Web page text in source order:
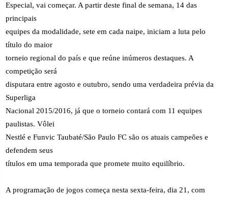
Especial, vai começar. A partir deste final de semana, 14 das
principais
equipes da modalidade, sete em cada naipe, iniciam a luta pelo
título do maior
torneio regional do país e que reúne inúmeros destaques. A
competição será
disputara entre agosto e outubro, sendo uma verdadeira prévia da
Superliga
Nacional 2015/2016, já que o torneio contará com 11 equipes
paulistas. Vôlei
Nestlé e Funvic Taubaté/São Paulo FC são os atuais campeões e
defendem seus
títulos em uma temporada que promete muito equilíbrio.
A programação de jogos começa nesta sexta-feira, dia 21, com